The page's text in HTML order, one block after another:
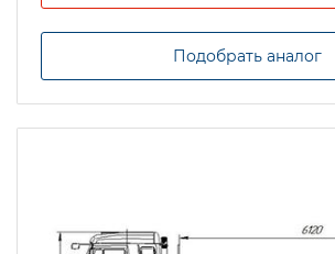
Подобрать аналог